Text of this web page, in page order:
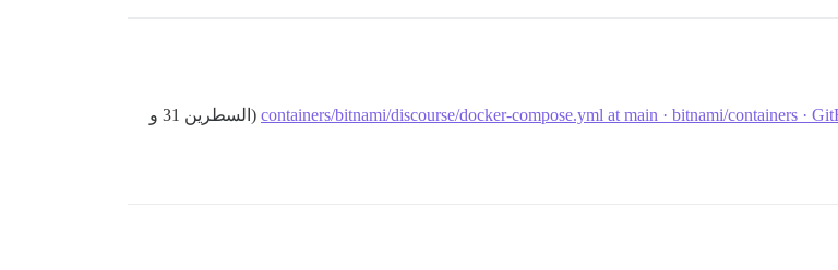
containers/bitnami/discourse/docker-compose.yml at main · bitnami/containers ·
(السطرين 31 و